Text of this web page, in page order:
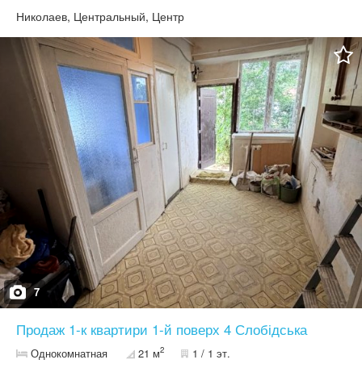
центральне. В квартирі частково зроблені чорнові підготовчі
роботи, замінена вся електрика. Будинок ОСББ, чудова локація
як для купівлі для себе так і під оренду. Відео за запитом.
Чекаю на Ваші дзвінки.
Николаев, Центральный, Центр
7
Продаж 1-к квартири 1-й поверх 4 Слобідська
Однокомнатная 21 м2 1 / 1 эт.